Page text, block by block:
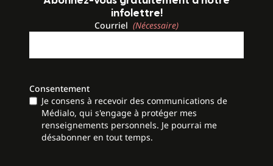
infolettre!
Courriel (Nécessaire)
Consentement
Je consens à recevoir des communications de
Médialo, qui s'engage à protéger mes
renseignements personnels. Je pourrai me
désabonner en tout temps.